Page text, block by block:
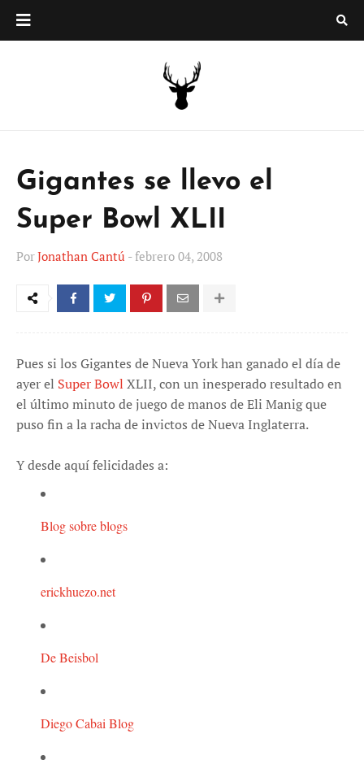
Gigantes se llevo el
Super Bowl XLII
PorJonathan Cantú -febrero 04, 2008
Pues si los Gigantes de Nueva York han ganado el día de
ayer el Super Bowl XLII, con un inesperado resultado en
el último minuto de juego de manos de Eli Manig que
puso fin a la racha de invictos de Nueva Inglaterra.
Y desde aquí felicidades a:
Blog sobre blogs
erickhuezo.net
De Beisbol
Diego Cabai Blog